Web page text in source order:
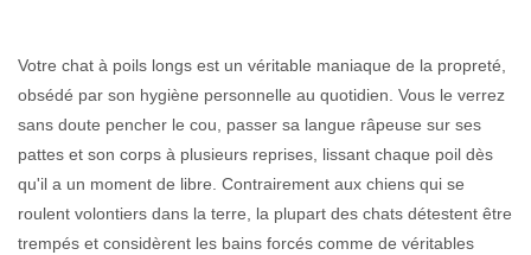
Votre chat à poils longs est un véritable maniaque de la propreté,
obsédé par son hygiène personnelle au quotidien. Vous le verrez
sans doute pencher le cou, passer sa langue râpeuse sur ses
pattes et son corps à plusieurs reprises, lissant chaque poil dès
qu'il a un moment de libre. Contrairement aux chiens qui se
roulent volontiers dans la terre, la plupart des chats détestent être
trempés et considèrent les bains forcés comme de véritables